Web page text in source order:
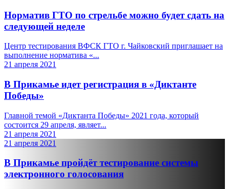
Норматив ГТО по стрельбе можно будет сдать на
следующей неделе
Центр тестирования ВФСК ГТО г. Чайковский приглашает на
выполнение норматива «...
21 апреля 2021
В Прикамье идет регистрация в «Диктанте
Победы»
Главной темой «Диктанта Победы» 2021 года, который
состоится 29 апреля, являет...
21 апреля 2021
21 апреля 2021
В Прикамье пройдёт тестирование системы
электронного голосования